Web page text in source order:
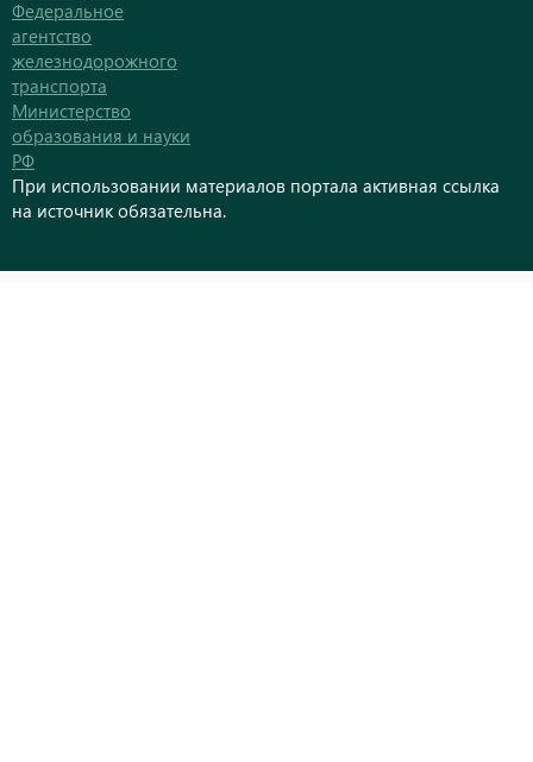
Федеральное
агентство
железнодорожного
транспорта
Министерство
образования и науки
РФ
При использовании материалов портала активная ссылка
на источник обязательна.